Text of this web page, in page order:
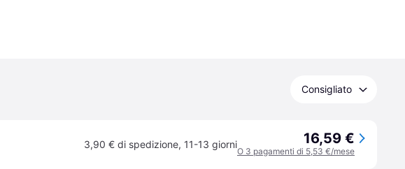
Consigliato
3,90 € di spedizione, 11-13 giorni 16,59 €
O 3 pagamenti di 5,53 €/mese